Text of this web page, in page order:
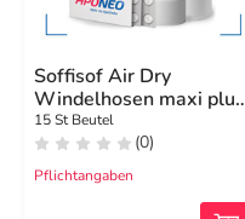
Soffisof Air Dry
Windelhosen maxi plus
groß M
15 St Beutel
(0)
Pflichtangaben